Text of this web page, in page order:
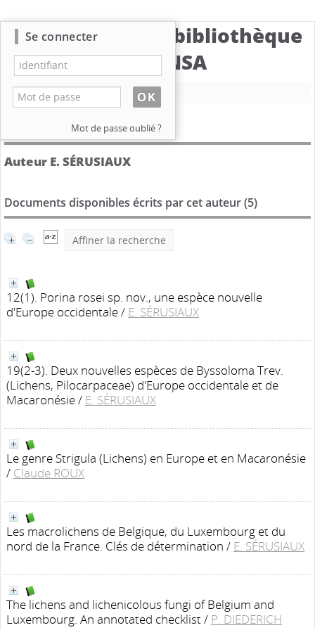
Catalogue de la bibliothèque
du CBNSA
Nouvelle recherche
Détail de l'auteur
Auteur E. SÉRUSIAUX
Documents disponibles écrits par cet auteur (5)
Affiner la recherche
12(1). Porina rosei sp. nov., une espèce nouvelle
d'Europe occidentale/ E. SÉRUSIAUX
19(2-3). Deux nouvelles espèces de Byssoloma Trev.
(Lichens, Pilocarpaceae) d'Europe occidentale et de
Macaronésie/ E. SÉRUSIAUX
Le genre Strigula (Lichens) en Europe et en Macaronésie
/ Claude ROUX
Les macrolichens de Belgique, du Luxembourg et du
nord de la France. Clés de détermination / E. SÉRUSIAUX
The lichens and lichenicolous fungi of Belgium and
Luxembourg. An annotated checklist/ P. DIEDERICH
Se connecter
Mot de passe oublié ?